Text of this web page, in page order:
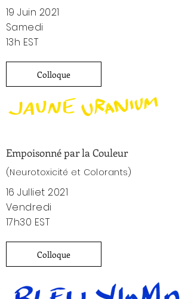
19 Juin 2021
Samedi
13h EST
Colloque
Empoisonné par la Couleur
(Neurotoxicité et Colorants)
16 Julliet 2021
Vendredi
17h30 EST
Colloque